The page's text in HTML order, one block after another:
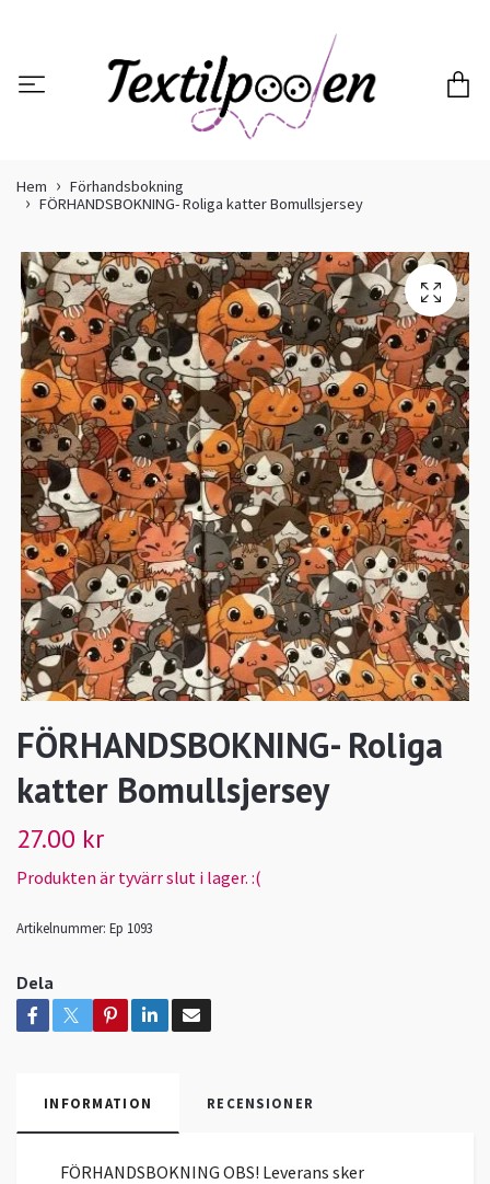
Hem
Förhandsbokning
FÖRHANDSBOKNING- Roliga katter Bomullsjersey
FÖRHANDSBOKNING- Roliga
katter Bomullsjersey
27.00 kr
Produkten är tyvärr slut i lager. :(
Artikelnummer: Ep 1093
Dela
INFORMATION RECENSIONER
FÖRHANDSBOKNING OBS! Leverans sker